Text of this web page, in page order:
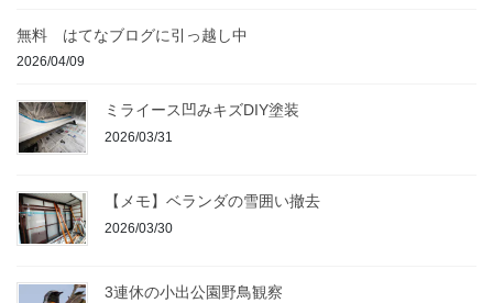
無料 はてなブログに引っ越し中
2026/04/09
ミライース凹みキズDIY塗装
2026/03/31
【メモ】ベランダの雪囲い撤去
2026/03/30
3連休の小出公園野鳥観察